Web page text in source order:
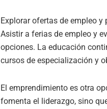
Explorar ofertas de empleo
Asistir a ferias de empleo y
opciones. La educación
cursos de especialización y
El emprendimiento es otra
fomenta el liderazgo, sino